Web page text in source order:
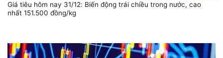
Giá tiêu hôm nay 31/12: Biến động trái chiều trong nước, cao
nhất 151.500 đồng/kg